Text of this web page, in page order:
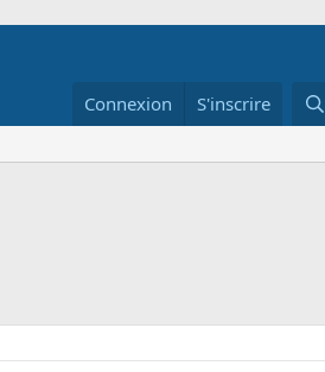
Connexion S'inscrire